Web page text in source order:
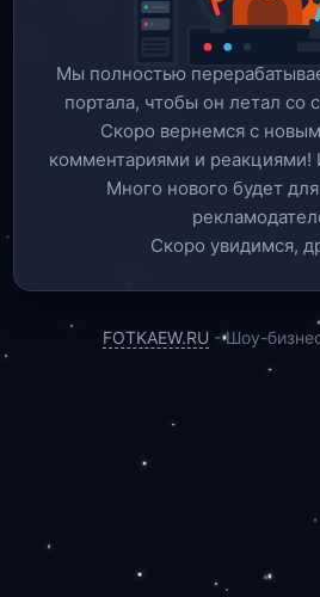
Мы полностью
портала, чтобы он летал со
Скоро вернемся c
комментариями и реакциями!
Много нового будет
Скоро увидимся,
FOTKAEW.RU - Шоу-